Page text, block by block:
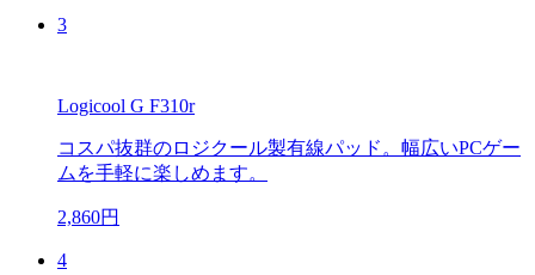
3
Logicool G F310r
コスパ抜群のロジクール製有線パッド。幅広いPCゲー
ムを手軽に楽しめます。
2,860円
4